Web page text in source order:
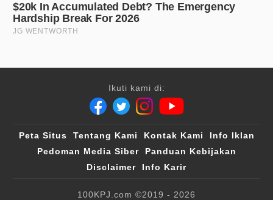
Ikuti kami di:
Peta Situs Tentang Kami Kontak Kami
Info Iklan
Pedoman Media Siber
Panduan Kebijakan
Disclaimer
Info Karir
100KPJ.com ©2019 - 2026